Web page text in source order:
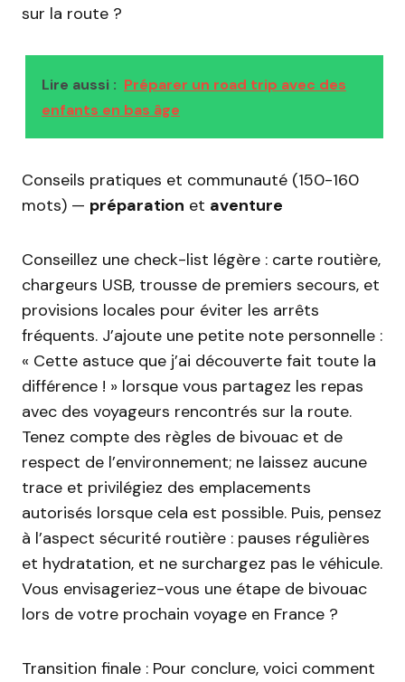
sur la route ?
Lire aussi : Préparer un road trip avec des
enfants en bas âge
Conseils pratiques et communauté (150-160
mots) — préparation et aventure
Conseillez une check-list légère : carte routière,
chargeurs USB, trousse de premiers secours, et
provisions locales pour éviter les arrêts
fréquents. J’ajoute une petite note personnelle :
« Cette astuce que j’ai découverte fait toute la
différence ! » lorsque vous partagez les repas
avec des voyageurs rencontrés sur la route.
Tenez compte des règles de bivouac et de
respect de l’environnement; ne laissez aucune
trace et privilégiez des emplacements
autorisés lorsque cela est possible. Puis, pensez
à l’aspect sécurité routière : pauses régulières
et hydratation, et ne surchargez pas le véhicule.
Vous envisageriez-vous une étape de bivouac
lors de votre prochain voyage en France ?
Transition finale : Pour conclure, voici comment